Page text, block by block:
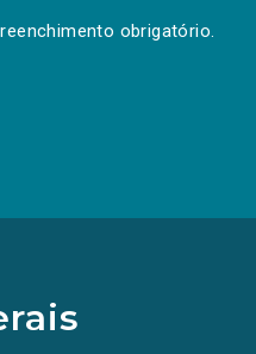
obrigatório.